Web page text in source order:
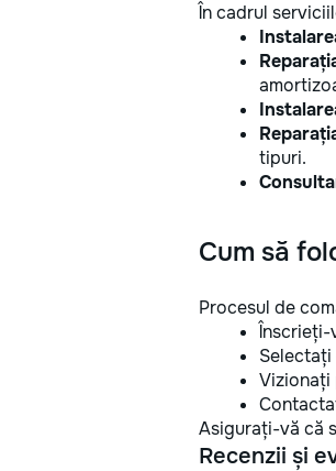
În cadrul
tipuri.
Cum să
Procesul de
Înscrieți-
Vizionați
Asigurați-vă că
Recenzii și